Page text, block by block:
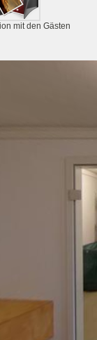
mit den Gästen